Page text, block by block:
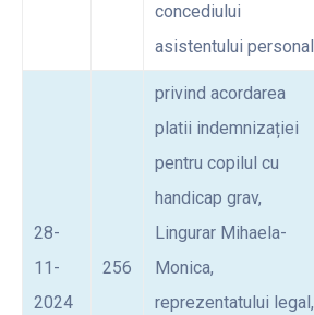
concediului
asistentului personal
28-
11-
2024
256
privind acordarea
platii indemnizației
pentru copilul cu
handicap grav,
Lingurar Mihaela-
Monica,
reprezentatului legal,